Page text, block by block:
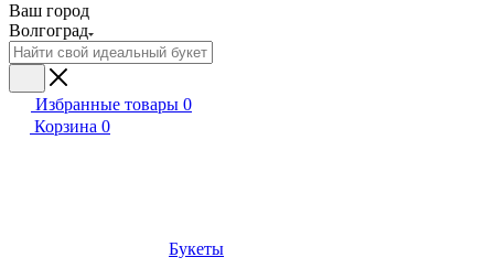
Ваш город
Волгоград
Избранные товары 0
Корзина 0
Букеты